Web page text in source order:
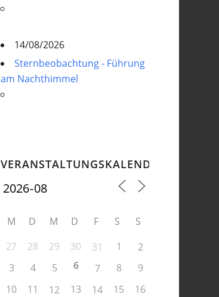
14/08/2026
Sternbeobachtung - Führung
am Nachthimmel
VERANSTALTUNGSKALENDER
M D M D F S
S
27
28 29 30 31 1
2
3
4 5 6 7 8
9
10
11 12 13 14 15
16